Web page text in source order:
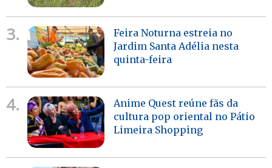
3.
Feira Noturna estreia no
Jardim Santa Adélia nesta
quinta-feira
4.
Anime Quest reúne fãs da
cultura pop oriental no Pátio
Limeira Shopping